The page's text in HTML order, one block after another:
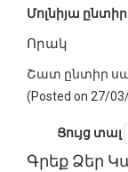
Մոլնիյա ընտիր
Որակ
Շատ ընտիր
(Posted on 27/
Ցույց տալ
Գրեք Ձեր